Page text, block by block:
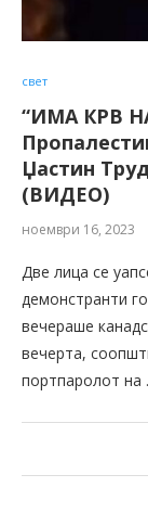
свет
“ИМА КРВ
Џастин
(ВИДЕО)
ноември 16, 2023
Две лица се
демонстранти
вечераше
вечерта,
портпаролот на